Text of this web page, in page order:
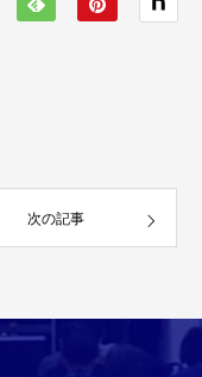
次の記事